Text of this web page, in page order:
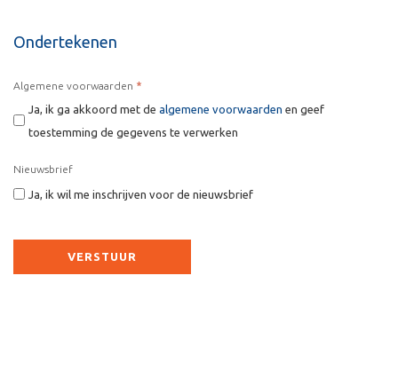
Ondertekenen
Algemene voorwaarden *
Ja, ik ga akkoord met de algemene voorwaarden en geef
toestemming de gegevens te verwerken
Nieuwsbrief
Ja, ik wil me inschrijven voor de nieuwsbrief